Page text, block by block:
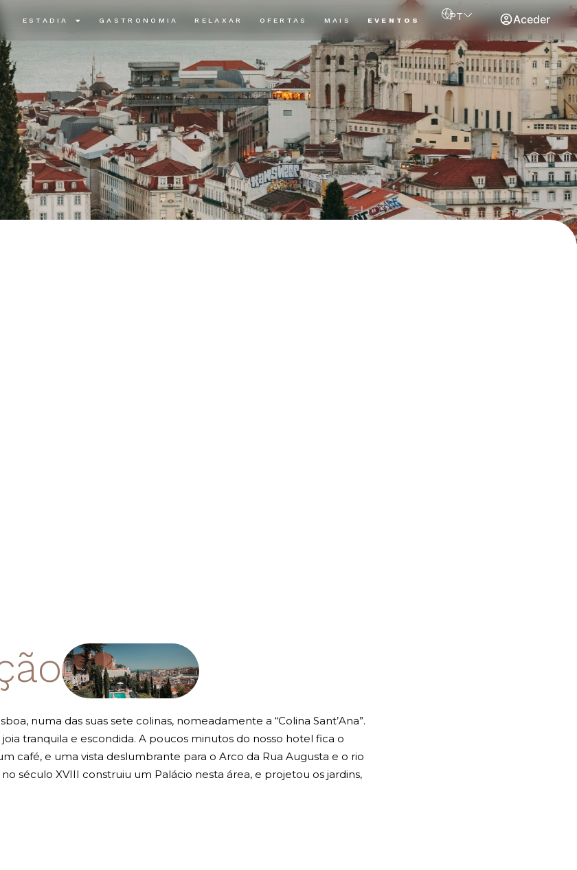
ESTADIA GASTRONOMIA RELAXAR OFERTAS MAIS EVENTOS PT Aceder
numa das suas sete colinas, nomeadamente a “Colina Sant’Ana”.
tranquila e escondida. A poucos minutos do nosso hotel fica o
café, e uma vista deslumbrante para o Arco da Rua Augusta e o rio
século XVIII construiu um Palácio nesta área, e projetou os jardins,